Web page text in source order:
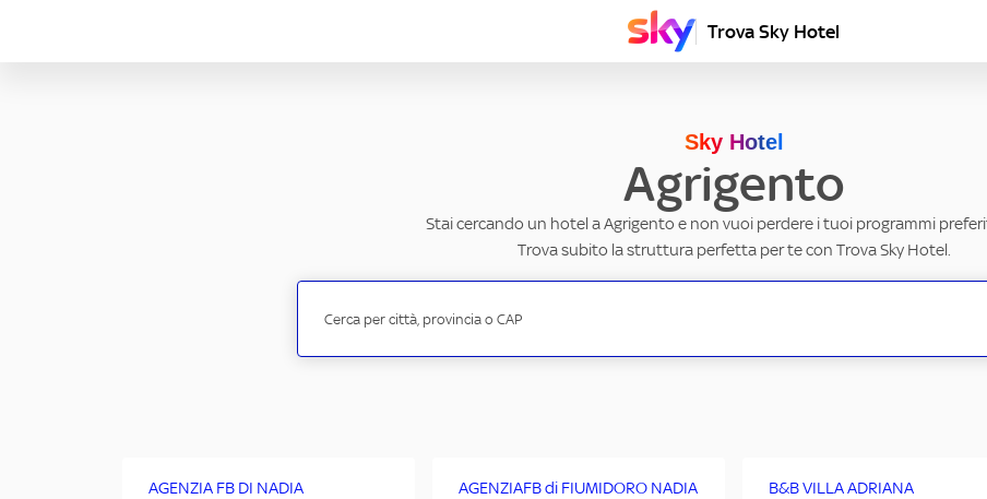
Trova Sky Hotel
Sky Hotel
Agrigento
Stai cercando un hotel a Agrigento e non vuoi perdere i tuoi programmi
Trova subito la struttura perfetta per te con Trova Sky Hotel.
AGENZIA FB DI NADIA
AGENZIAFB di FIUMIDORO NADIA B&B VILLA ADRIANA